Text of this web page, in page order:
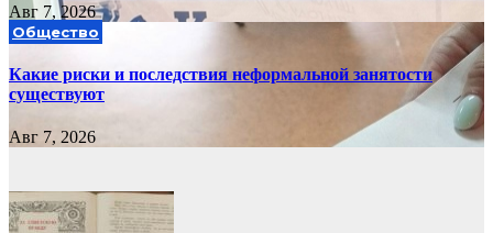
Авг 7, 2026
Общество
Какие риски и последствия неформальной занятости
существуют
Авг 7, 2026